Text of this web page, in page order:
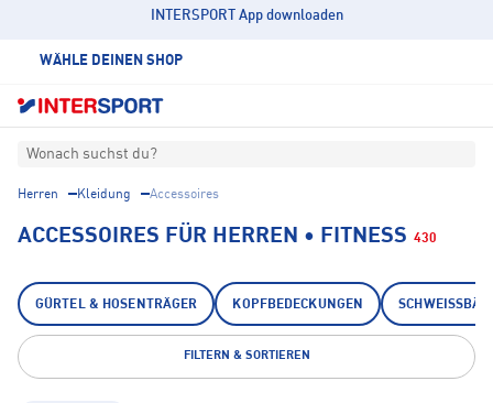
INTERSPORT App downloaden
WÄHLE DEINEN SHOP
Wonach suchst du?
Herren Kleidung Accessoires
ACCESSOIRES FÜR HERREN • FITNESS 430
GÜRTEL & HOSENTRÄGER KOPFBEDECKUNGEN
FILTERN & SORTIEREN